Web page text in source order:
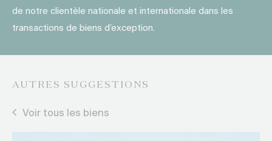
de notre clientèle nationale et internationale dans les
transactions de biens d’exception.
AUTRES SUGGESTIONS
Voir tous les biens